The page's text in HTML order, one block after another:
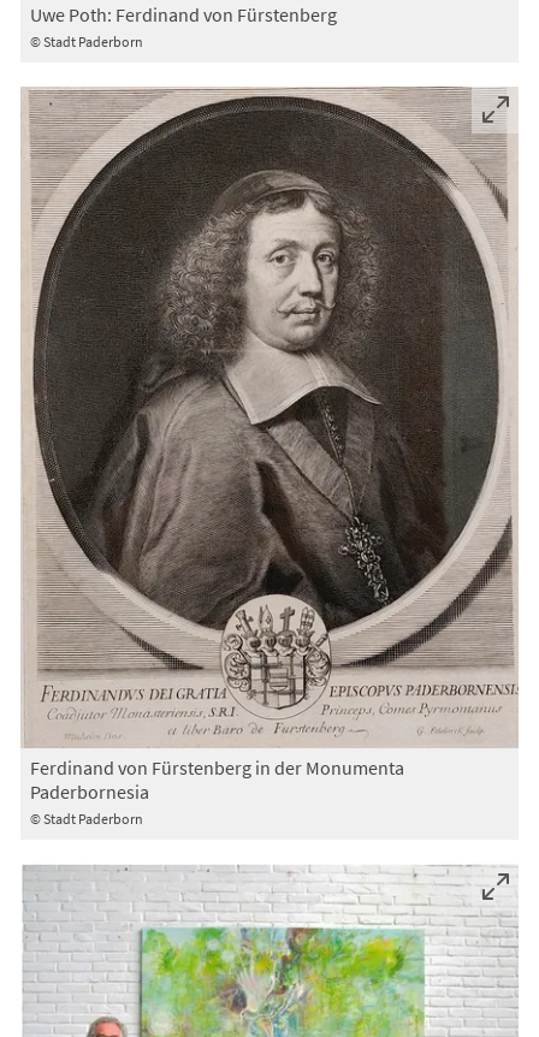
© Stadt Paderborn
Uwe Poth: Ferdinand von Fürstenberg
© Stadt Paderborn
Ferdinand von Fürstenberg in der Monumenta
Paderbornesia